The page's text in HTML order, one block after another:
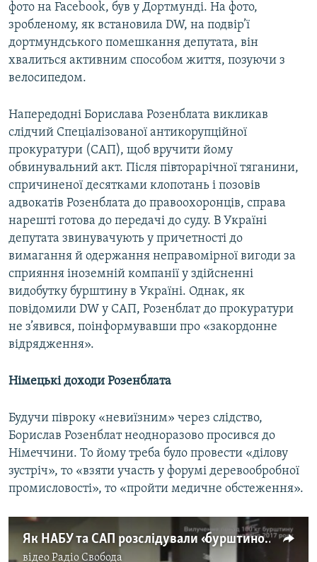
фото на Facebook, був у Дортмунді. На фото,
зробленому, як встановила DW, на подвір’ї
дортмундського помешкання депутата, він
хвалиться активним способом життя, позуючи з
велосипедом.
Напередодні Борислава Розенблата викликав
слідчий Спеціалізованої антикорупційної
прокуратури (САП), щоб вручити йому
обвинувальний акт. Після півторарічної тяганини,
спричиненої десятками клопотань і позовів
адвокатів Розенблата до правоохоронців, справа
нарешті готова до передачі до суду. В Україні
депутата звинувачують у причетності до
вимагання й одержання неправомірної вигоди за
сприяння іноземній компанії у здійсненні
видобутку бурштину в Україні. Однак, як
повідомили DW у САП, Розенблат до прокуратури
не з’явився, поінформувавши про «закордонне
відрядження».
Німецькі доходи Розенблата
Будучи півроку «невиїзним» через слідство,
Борислав Розенблат неодноразово просився до
Німеччини. То йому треба було провести «ділову
зустріч», то «взяти участь у форумі деревообробної
промисловості», то «пройти медичне обстеження».
Як НАБУ та САП розслідували «бурштинову» схему. Фільм
відеоРадіо Свобода